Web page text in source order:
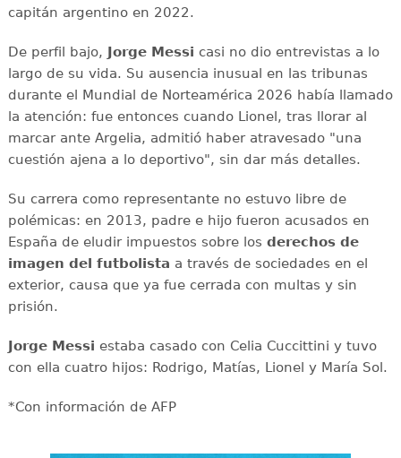
capitán argentino en 2022.
De perfil bajo, Jorge Messi casi no dio entrevistas a lo
largo de su vida. Su ausencia inusual en las tribunas
durante el Mundial de Norteamérica 2026 había llamado
la atención: fue entonces cuando Lionel, tras llorar al
marcar ante Argelia, admitió haber atravesado "una
cuestión ajena a lo deportivo", sin dar más detalles.
Su carrera como representante no estuvo libre de
polémicas: en 2013, padre e hijo fueron acusados en
España de eludir impuestos sobre los derechos de
imagen del futbolista a través de sociedades en el
exterior, causa que ya fue cerrada con multas y sin
prisión.
Jorge Messi estaba casado con Celia Cuccittini y tuvo
con ella cuatro hijos: Rodrigo, Matías, Lionel y María Sol.
*Con información de AFP